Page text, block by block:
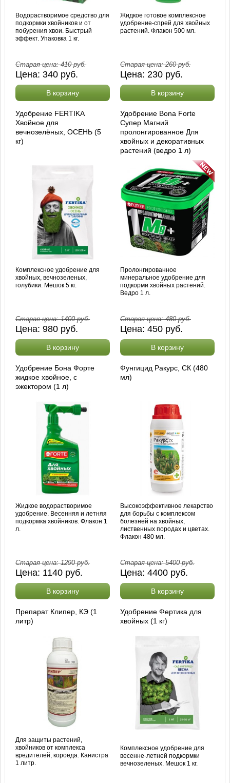
Водорастворимое средство для
подкормки хвойников и от
побурения хвои. Быстрый
эффект. Упаковка 1 кг.
Старая цена:410руб.
Цена:340 руб.
В корзину
Жидкое готовое комплексное
удобрение-спрей для хвойных
растений. Флакон 500 мл.
Старая цена:260руб.
Цена: 230 руб.
В корзину
Удобрение FERTIKA
Хвойное для
вечнозелёных, ОСЕНЬ (5
кг)
Комплексное удобрение для
хвойных, вечнозеленых,
голубики. Мешок 5 кг.
Старая цена:1400руб.
Цена:980 руб.
В корзину
Удобрение Bona Forte
Супер Магний
пролонгированное Для
хвойных и декоративных
растений (ведро 1 л)
Пролонгированное
минеральное удобрение для
подкорми хвойных растений.
Ведро 1 л.
Старая цена:480руб.
Цена: 450 руб.
В корзину
Удобрение Бона Форте
жидкое хвойное, с
эжектором (1 л)
Жидкое водорастворимое
удобрение. Весенняя и летняя
подкормка хвойников. Флакон 1
л.
Старая цена:1290руб.
Цена: 1140 руб.
В корзину
Фунгицид Ракурс, СК (480
мл)
Высокоэффективное лекарство
для борьбы с комплексом
болезней на хвойных,
лиственных породах и цветах.
Флакон 480 мл.
Старая цена:5400руб.
Цена: 4400 руб.
В корзину
Препарат Клипер, КЭ (1
литр)
Для защиты растений,
хвойников от комплекса
вредителей, короеда. Канистра
1 литр.
Удобрение Фертика для
хвойных (1 кг)
Комплексное удобрение для
весенне-летней подкормки
вечнозеленых. Мешок 1 кг.